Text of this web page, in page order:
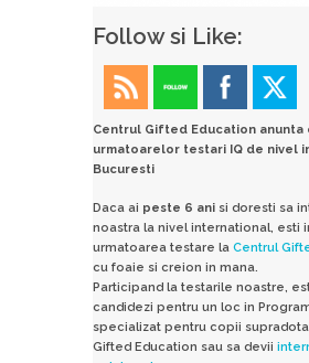
Follow si Like:
Centrul Gifted Education anunta
urmatoarelor testari IQ de nivel
Bucuresti
Daca ai peste 6 ani si doresti sa
noastra la nivel international, esti
urmatoarea testare la Centrul
cu foaie si creion in mana.
Participand la testarile noastre,
candidezi pentru un loc in
specializat pentru copii
Gifted Education sau sa devii